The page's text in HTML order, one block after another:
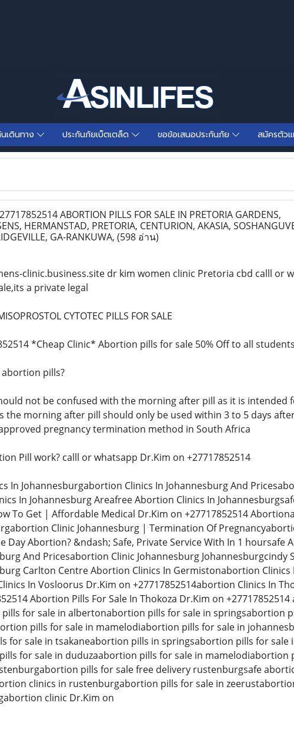
เดินทาง ประกันภัยเบ็ตเตล็ด ขอข้อเสนอประกันภัย สมัครตัว
ABORTION PILLS FOR SALE IN PRETORIA GARDENS,
HERMANSTAD, PRETORIA, CENTURION, AKASIA,
GA-RANKUWA, (598 อ่าน)
clinic.business.site dr kim women clinic Pretoria cbd calll or
a private legal
CYTOTEC PILLS FOR SALE
*Cheap Clinic* Abortion pills for sale 50% Off to all students
pills?
not be confused with the morning after pill as it is intended
the morning after pill should only be used within 3 to 5 days
pregnancy termination method in South Africa
Pill work? calll or whatsapp Dr.Kim on +27717852514
In Johannesburgabortion Clinics In Johannesburg And
In Johannesburg Areafree Abortion Clinics In
To Get | Affordable Medical Dr.Kim on +27717852514
Clinic Johannesburg | Termination Of
Day Abortion? &ndash; Safe, Private Service With In 1 hoursafe
And Pricesabortion Clinic Johannesburg
Carlton Centre Abortion Clinics In Germistonabortion
In Vosloorus Dr.Kim on +27717852514abortion Clinics In
Abortion Pills For Sale In Thokoza Dr.Kim on
for sale in albertonabortion pills for sale in springsabortion
pills for sale in mamelodiabortion pills for sale in
for sale in tsakaneabortion pills in springsabortion pills for
for sale in duduzaabortion pills for sale in mamelodiabortion
pills for sale free delivery rustenburgsafe
clinics in rustenburgabortion pills for sale in
clinic Dr.Kim on